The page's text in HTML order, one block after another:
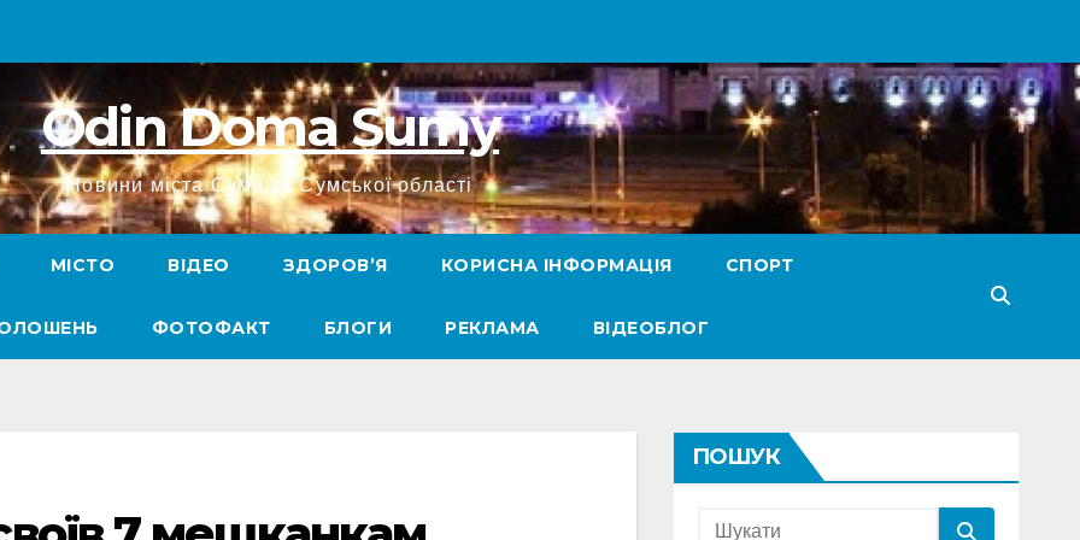
Odin Doma Sumy
Новини міста Суми та Сумської області
МІСТО ВІДЕО ЗДОРОВ’Я КОРИСНА ІНФОРМАЦІЯ СПОРТ
ФОТОФАКТ БЛОГИ РЕКЛАМА ВІДЕОБЛОГ
ПОШУК